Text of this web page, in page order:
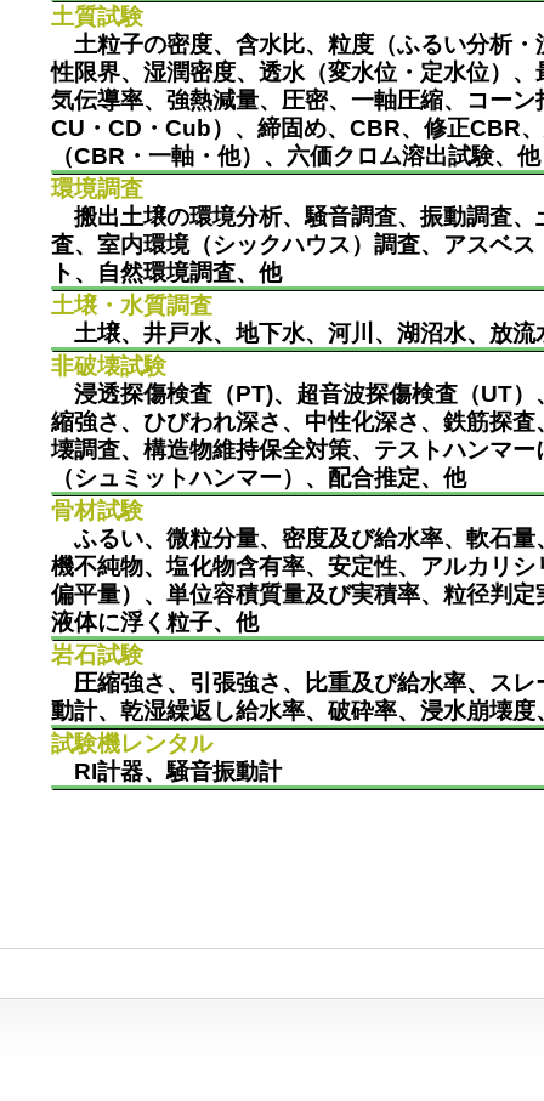
土質試験
土粒子の密度、含水比、粒度（ふるい分析
性限界、湿潤密度、透水（変水位・定水位）
気伝導率、強熱減量、圧密、一軸圧縮、コー
CU・CD・Cub）、締固め、CBR、修正CBR
（CBR・一軸・他）、六価クロム溶出試験、他
環境調査
搬出土壌の環境分析、騒音調査、振動調査
査、室内環境（シックハウス）調査、アスベ
ト、自然環境調査、他
土壌・水質調査
土壌、井戸水、地下水、河川、湖沼水、放流
非破壊試験
浸透探傷検査（PT)、超音波探傷検査（UT）
縮強さ、ひびわれ深さ、中性化深さ、鉄筋探
壊調査、構造物維持保全対策、テストハンマ
（シュミットハンマー）、配合推定、他
骨材試験
ふるい、微粒分量、密度及び給水率、軟石量
機不純物、塩化物含有率、安定性、アルカリ
偏平量）、単位容積質量及び実積率、粒径判
液体に浮く粒子、他
岩石試験
圧縮強さ、引張強さ、比重及び給水率、スレ
動計、乾湿繰返し給水率、破砕率、浸水崩壊度
試験機レンタル
RI計器、騒音振動計